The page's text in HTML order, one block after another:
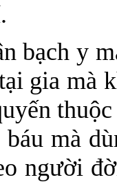
bạch y
gia mà
mà
người